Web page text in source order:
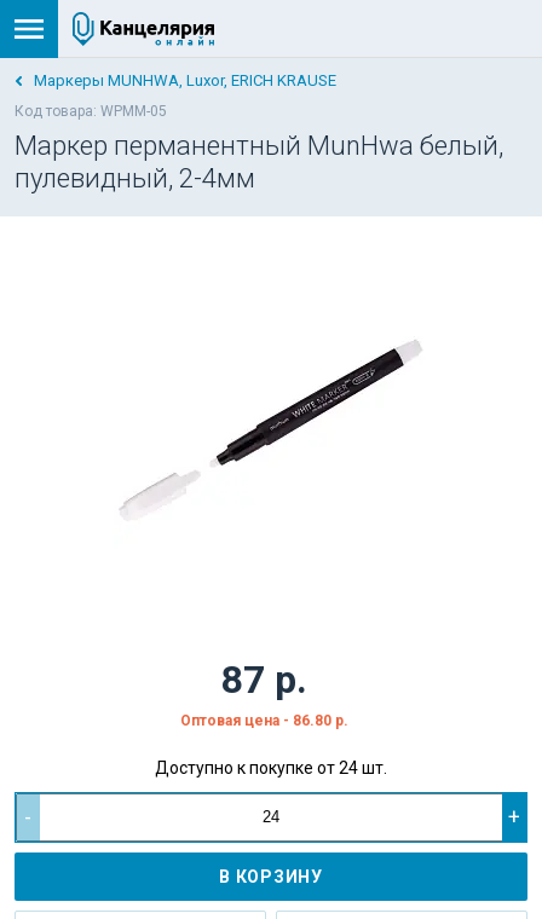
Маркеры MUNHWA, Luxor, ERICH KRAUSE
Код товара: WPMM-05
Маркер перманентный MunHwa белый,
пулевидный, 2-4мм
87 р.
Оптовая цена - 86.80 р.
Доступно к покупке от 24 шт.
- +
В КОРЗИНУ